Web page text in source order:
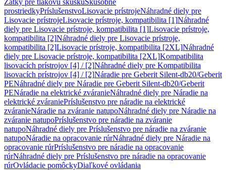
Zátky pre tlakovú skúškuSkúšobné
prostriedkyPríslušenstvoLisovacie prístrojeNáhradné diely pre
Lisovacie prístrojeLisovacie prístroje, kompatibilita [1]Náhradné
diely pre Lisovacie prístroje, kompatibilita [1]Lisovacie prístroje,
kompatibilita [2]Náhradné diely pre Lisovacie prístroje,
kompatibilita [2]Lisovacie prístroje, kompatibilita [2XL]Náhradné
diely pre Lisovacie prístroje, kompatibilita [2XL]Kompatibilita
lisovacích prístrojov [4] / [2]Náhradné diely pre Kompatibilita
lisovacích prístrojov [4] / [2]Náradie pre Geberit Silent-db20/Geberit
PENáhradné diely pre Náradie pre Geberit Silent-db20/Geberit
PENáradie na elektrické zváranieNáhradné diely pre Náradie na
elektrické zváraniePríslušenstvo pre náradie na elektrické
zváranieNáradie na zváranie natupoNáhradné diely pre Náradie na
zváranie natupoPríslušenstvo pre náradie na zváranie
natupoNáhradné diely pre Príslušenstvo pre náradie na zváranie
natupoNáradie na opracovanie rúrNáhradné diely pre Náradie na
opracovanie rúrPríslušenstvo pre náradie na opracovanie
rúrNáhradné diely pre Príslušenstvo pre náradie na opracovanie
rúrOvládacie pomôckyDiaľkové ovládania